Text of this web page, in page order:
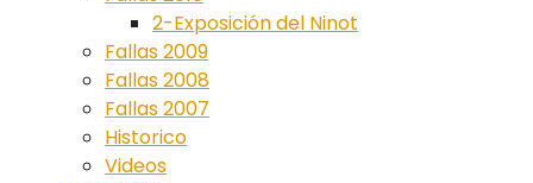
2-Exposición del Ninot
Fallas 2009
Fallas 2008
Fallas 2007
Historico
Videos